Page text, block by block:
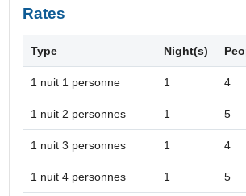
Rates
Type Night(s)
1 nuit 1 personne 1 4
1 nuit 2 personnes 1 5
1 nuit 3 personnes 1 4
1 nuit 4 personnes 1 5